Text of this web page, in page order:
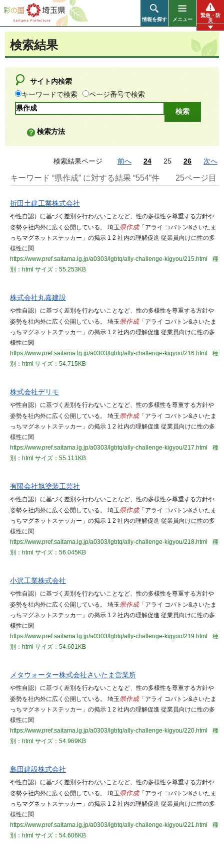
彩の国 埼玉県
情報を探す メニュー
緊急・防
災
検索結果
サイト内検索
キーワードで検索
ページ番号で検索
検索方法
検索結果ページ 前へ 24 25 26 次へ
キーワード “県作成” に対する結果 “554”件 25ページ目
折田土建工業株式会社
や性自認）に基づく差別を行わないことなど、性の多様性を尊重する方針や
姿勢を社内外に広く公開している。 埼玉県作成「アライ コバトン&さいたま
っちマグネットステッカー」の掲示 1 2 社内の理解促進 従業員向けに性の多
様性に関
https://www.pref.saitama.lg.jp/a0303/lgbtq/ally-challenge-kigyou/215.html
種
別：html サイズ：55.253KB
株式会社丸嘉建設
や性自認）に基づく差別を行わないことなど、性の多様性を尊重する方針や
姿勢を社内外に広く公開している。 埼玉県作成「アライ コバトン&さいたま
っちマグネットステッカー」の掲示 1 2 社内の理解促進 従業員向けに性の多
様性に関
https://www.pref.saitama.lg.jp/a0303/lgbtq/ally-challenge-kigyou/216.html
種
別：html サイズ：54.715KB
株式会社デリモ
や性自認）に基づく差別を行わないことなど、性の多様性を尊重する方針や
姿勢を社内外に広く公開している。 埼玉県作成「アライ コバトン&さいたま
っちマグネットステッカー」の掲示 1 2 社内の理解促進 従業員向けに性の多
様性に関
https://www.pref.saitama.lg.jp/a0303/lgbtq/ally-challenge-kigyou/217.html
種
別：html サイズ：55.111KB
有限会社旭塗装工芸社
や性自認）に基づく差別を行わないことなど、性の多様性を尊重する方針や
姿勢を社内外に広く公開している。 埼玉県作成「アライ コバトン&さいたま
っちマグネットステッカー」の掲示 1 2 社内の理解促進 従業員向けに性の多
様性に関
https://www.pref.saitama.lg.jp/a0303/lgbtq/ally-challenge-kigyou/218.html
種
別：html サイズ：56.045KB
小沢工業株式会社
や性自認）に基づく差別を行わないことなど、性の多様性を尊重する方針や
姿勢を社内外に広く公開している。 埼玉県作成「アライ コバトン&さいたま
っちマグネットステッカー」の掲示 1 2 社内の理解促進 従業員向けに性の多
様性に関
https://www.pref.saitama.lg.jp/a0303/lgbtq/ally-challenge-kigyou/219.html
種
別：html サイズ：54.601KB
メタウォーター株式会社さいたま営業所
や性自認）に基づく差別を行わないことなど、性の多様性を尊重する方針や
姿勢を社内外に広く公開している。 埼玉県作成「アライ コバトン&さいたま
っちマグネットステッカー」の掲示 1 2 社内の理解促進 従業員向けに性の多
様性に関
https://www.pref.saitama.lg.jp/a0303/lgbtq/ally-challenge-kigyou/220.html
種
別：html サイズ：54.969KB
島田建設株式会社
や性自認）に基づく差別を行わないことなど、性の多様性を尊重する方針や
姿勢を社内外に広く公開している。 埼玉県作成「アライ コバトン&さいたま
っちマグネットステッカー」の掲示 1 2 社内の理解促進 従業員向けに性の多
様性に関
https://www.pref.saitama.lg.jp/a0303/lgbtq/ally-challenge-kigyou/221.html
種
別：html サイズ：54.606KB